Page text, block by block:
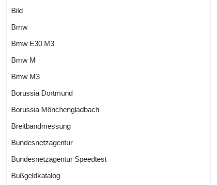
Bild
Bmw
Bmw E30 M3
Bmw M
Bmw M3
Borussia Dortmund
Borussia Mönchengladbach
Breitbandmessung
Bundesnetzagentur
Bundesnetzagentur Speedtest
Bußgeldkatalog